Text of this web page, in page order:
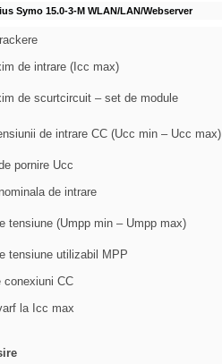
Symo 15.0-3-M WLAN/LAN/Webserver
de intrare (Icc max)
de scurtcircuit – set de module
de intrare CC (Ucc min – Ucc max)
pornire Ucc
de intrare
tensiune (Umpp min – Umpp max)
tensiune utilizabil MPP
conexiuni CC
la Icc max